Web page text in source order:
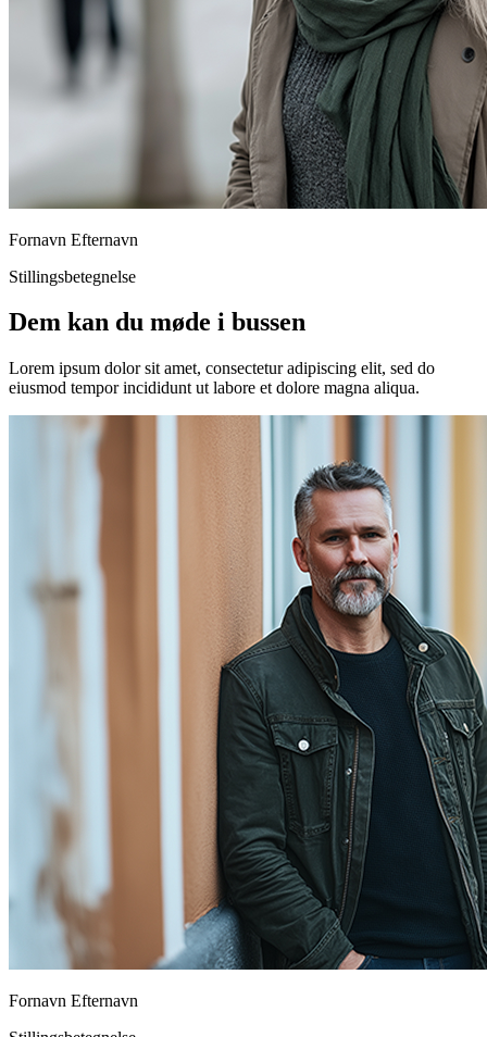
Fornavn Efternavn
Stillingsbetegnelse
Dem kan du møde i bussen
Lorem ipsum dolor sit amet, consectetur adipiscing elit, sed do
eiusmod tempor incididunt ut labore et dolore magna aliqua.
Fornavn Efternavn